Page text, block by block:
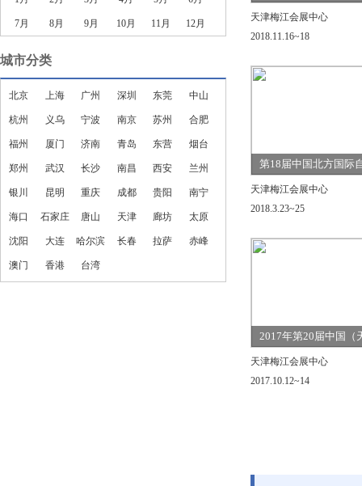
流产业及技术装备展
天津梅江会展中心
2018.11.16~18
第18届中国北方国际
动车展览会
天津梅江会展中心
2018.3.23~25
2017年第20届中国（
淇淋乳品原料及加工
展览会
天津梅江会展中心
2017.10.12~14
7月 8月 9月 10月 11月 12月
城市分类
北京 上海 广州 深圳 东莞 中山
杭州 义乌 宁波 南京 苏州 合肥
福州 厦门 济南 青岛 东营 烟台
郑州 武汉 长沙 南昌 西安 兰州
银川 昆明 重庆 成都 贵阳 南宁
海口 石家庄 唐山 天津 廊坊 太原
沈阳 大连 哈尔滨 长春 拉萨 赤峰
澳门 香港 台湾